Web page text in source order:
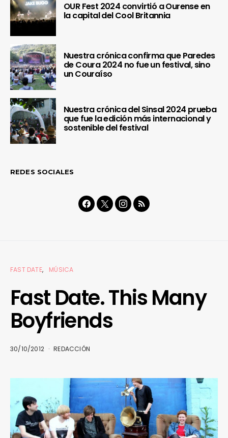
OUR Fest 2024 convirtió a Ourense en
la capital del Cool Britannia
Nuestra crónica confirma que Paredes
de Coura 2024 no fue un festival, sino
un Couraíso
Nuestra crónica del Sinsal 2024 prueba
que fue la edición más internacional y
sostenible del festival
REDES SOCIALES
FAST DATE MÚSICA
Fast Date. This Many
Boyfriends
30/10/2012 REDACCIÓN